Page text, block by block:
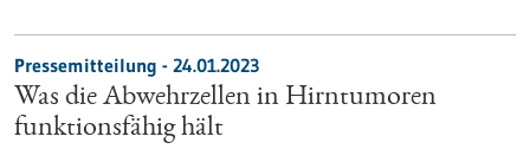
Pressemitteilung - 24.01.2023
Was die Abwehrzellen in Hirntumoren
funktionsfähig hält